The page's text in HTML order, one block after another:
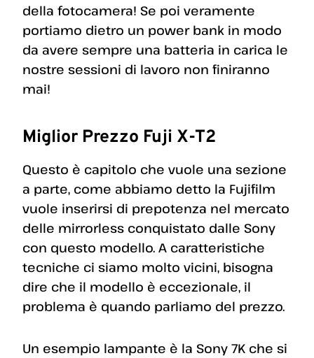
della fotocamera! Se poi veramente
portiamo dietro un power bank in modo
da avere sempre una batteria in carica le
nostre sessioni di lavoro non finiranno
mai!
Miglior Prezzo Fuji X-T2
Questo è capitolo che vuole una sezione
a parte, come abbiamo detto la Fujifilm
vuole inserirsi di prepotenza nel mercato
delle mirrorless conquistato dalle Sony
con questo modello. A caratteristiche
tecniche ci siamo molto vicini, bisogna
dire che il modello è eccezionale, il
problema è quando parliamo del prezzo.
Un esempio lampante è la Sony 7K che si